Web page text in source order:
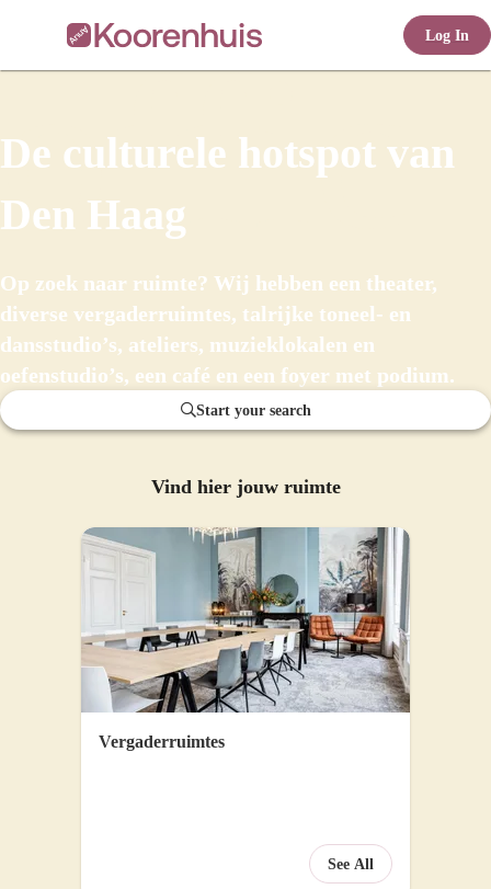
offic
ernd
e-co
Log In
De culturele hotspot van
Den Haag
Op zoek naar ruimte? Wij hebben een theater,
diverse vergaderruimtes, talrijke toneel- en
dansstudio’s, ateliers, muzieklokalen en
oefenstudio’s, een café en een foyer met podium.
Start your search
Vind hier jouw ruimte
Vergaderruimtes
See All